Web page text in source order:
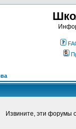
Извините, эти форумы